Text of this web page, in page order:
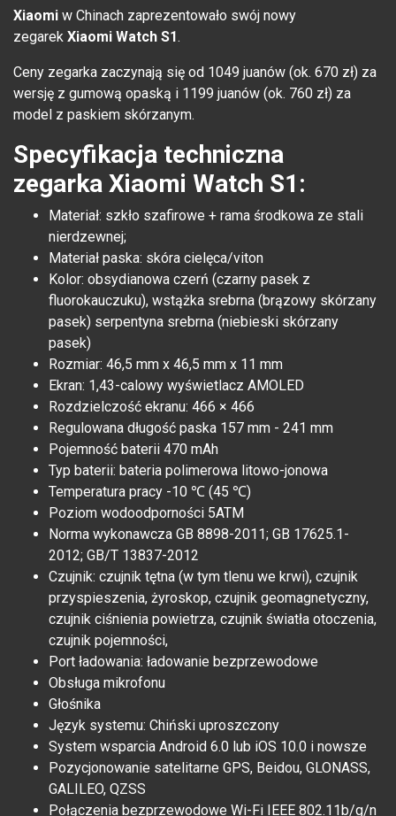
Xiaomi w Chinach zaprezentowało swój nowy
zegarek Xiaomi Watch S1.
Ceny zegarka zaczynają się od 1049 juanów (ok. 670 zł) za
wersję z gumową opaską i 1199 juanów (ok. 760 zł) za
model z paskiem skórzanym.
Specyfikacja techniczna
zegarka Xiaomi Watch S1:
Materiał: szkło szafirowe + rama środkowa ze stali
nierdzewnej;
Materiał paska: skóra cielęca/viton
Kolor: obsydianowa czerń (czarny pasek z
fluorokauczuku), wstążka srebrna (brązowy skórzany
pasek) serpentyna srebrna (niebieski skórzany
pasek)
Rozmiar: 46,5 mm x 46,5 mm x 11 mm
Ekran: 1,43-calowy wyświetlacz AMOLED
Rozdzielczość ekranu: 466 × 466
Regulowana długość paska 157 mm - 241 mm
Pojemność baterii 470 mAh
Typ baterii: bateria polimerowa litowo-jonowa
Temperatura pracy -10 ℃ (45 ℃)
Poziom wodoodporności 5ATM
Norma wykonawcza GB 8898-2011; GB 17625.1-
2012; GB/T 13837-2012
Czujnik: czujnik tętna (w tym tlenu we krwi), czujnik
przyspieszenia, żyroskop, czujnik geomagnetyczny,
czujnik ciśnienia powietrza, czujnik światła otoczenia,
czujnik pojemności,
Port ładowania: ładowanie bezprzewodowe
Obsługa mikrofonu
Głośnika
Język systemu: Chiński uproszczony
System wsparcia Android 6.0 lub iOS 10.0 i nowsze
Pozycjonowanie satelitarne GPS, Beidou, GLONASS,
GALILEO, QZSS
Połączenia bezprzewodowe Wi-Fi IEEE 802.11b/g/n